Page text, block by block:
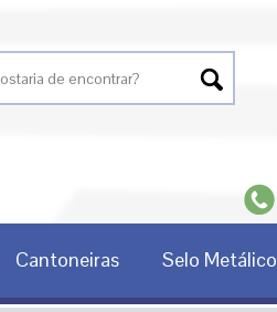
Cantoneiras Selo Metálico